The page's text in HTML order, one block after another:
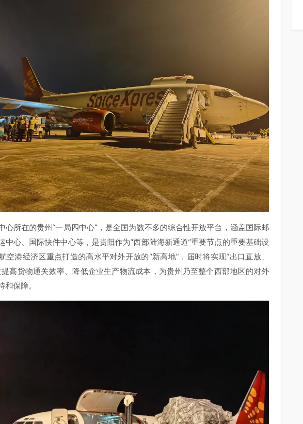
心所在的贵州“一局四中心”，是全国为数不多的综合性开放平台，涵盖国际邮
中心、国际快件中心等，是贵阳作为“西部陆海新通道”重要节点的重要基础设
空港经济区重点打造的高水平对外开放的“新高地”，届时将实现“出口直放、
高货物通关效率、降低企业生产物流成本，为贵州乃至整个西部地区的对外
保障。